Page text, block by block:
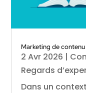
Marketing de
2 Avr 2026 |
Regards
Dans un